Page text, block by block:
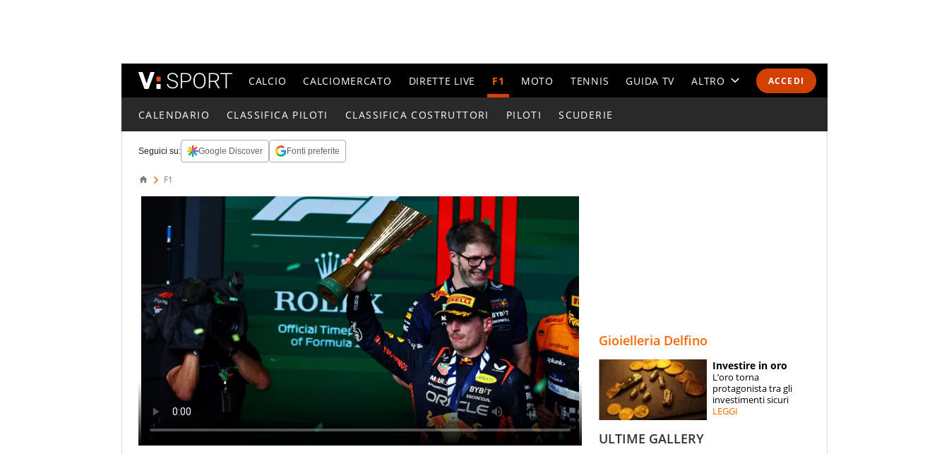
ACCEDI
CALCIO CALCIOMERCATO DIRETTE LIVE F1 MOTO TENNIS GUIDA TV ALTRO
ESPERTI
CONTATTI
CALENDARIO CLASSIFICA PILOTI CLASSIFICA COSTRUTTORI PILOTI SCUDERIE
Seguici su: Google Discover Fonti preferite
F1
Gioielleria Delfino
Investire in oro
L’oro torna
protagonista tra gli
investimenti sicuri
LEGGI
ULTIME GALLERY